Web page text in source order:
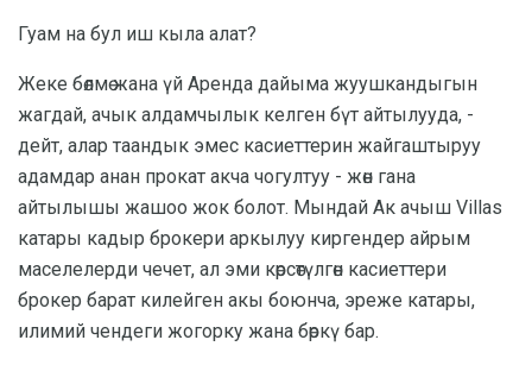
Гуам на бул иш кыла алат?
Жеке бөлмө жана үй Аренда дайыма жуушкандыгын
жагдай, ачык алдамчылык келген бүт айтылууда, -
дейт, алар таандык эмес касиеттерин жайгаштыруу
адамдар анан прокат акча чогултуу - жөн гана
айтылышы жашоо жок болот. Мындай Ак ачыш Villas
катары кадыр брокери аркылуу киргендер айрым
маселелерди чечет, ал эми көрсөтүлгөн касиеттери
брокер барат килейген акы боюнча, эреже катары,
илимий чендеги жогорку жана бөркү бар.